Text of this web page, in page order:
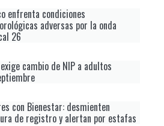
enfrenta condiciones
adversas por la onda
26
cambio de NIP a adultos
con Bienestar: desmienten
de registro y alertan por estafas